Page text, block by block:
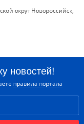
округ Новороссийск,
новостей!
правила портала